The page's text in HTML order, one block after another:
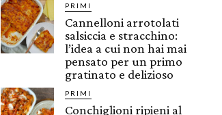
PRIMI
Cannelloni arrotolati
salsiccia e stracchino:
l’idea a cui non hai mai
pensato per un primo
gratinato e delizioso
PRIMI
Conchiglioni ripieni al